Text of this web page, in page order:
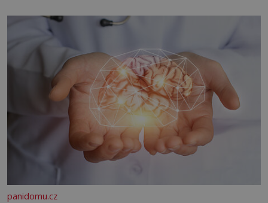
panidomu.cz